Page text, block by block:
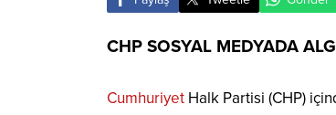
CHP SOSYAL MEDYADA
Cumhuriyet Halk Partisi (CHP)